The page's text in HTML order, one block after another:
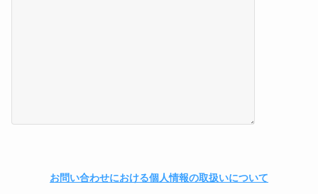
お問い合わせにおける個人情報の取扱いについて